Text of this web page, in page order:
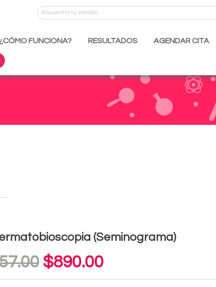
¿CÓMO FUNCIONA? RESULTADOS AGENDAR CITA
(Seminograma)
$890.00